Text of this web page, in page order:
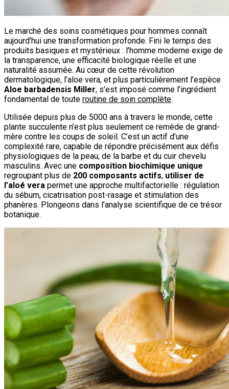
Le marché des soins cosmétiques pour hommes connaît
aujourd’hui une transformation profonde. Fini le temps des
produits basiques et mystérieux : l’homme moderne exige de
la transparence, une efficacité biologique réelle et une
naturalité assumée. Au cœur de cette révolution
dermatologique, l’aloe vera, et plus particulièrement l’espèce
Aloe barbadensis Miller, s’est imposé comme l’ingrédient
fondamental de toute routine de soin complète.
Utilisée depuis plus de 5000 ans à travers le monde, cette
plante succulente n’est plus seulement ce remède de grand-
mère contre les coups de soleil. C’est un actif d’une
complexité rare, capable de répondre précisément aux défis
physiologiques de la peau, de la barbe et du cuir chevelu
masculins. Avec une composition biochimique unique
regroupant plus de 200 composants actifs, utiliser de
l’aloé vera permet une approche multifactorielle : régulation
du sébum, cicatrisation post-rasage et stimulation des
phanères. Plongeons dans l’analyse scientifique de ce trésor
botanique.